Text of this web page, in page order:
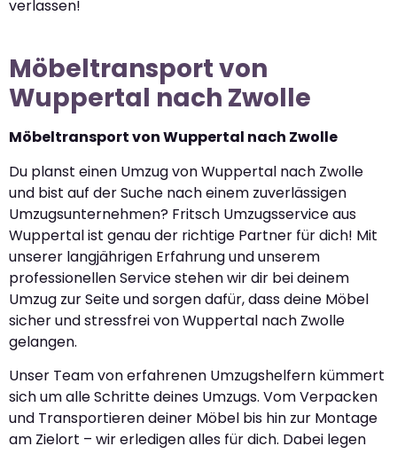
verlassen!
Möbeltransport von
Wuppertal nach Zwolle
Möbeltransport von Wuppertal nach Zwolle
Du planst einen Umzug von Wuppertal nach Zwolle
und bist auf der Suche nach einem zuverlässigen
Umzugsunternehmen? Fritsch Umzugsservice aus
Wuppertal ist genau der richtige Partner für dich! Mit
unserer langjährigen Erfahrung und unserem
professionellen Service stehen wir dir bei deinem
Umzug zur Seite und sorgen dafür, dass deine Möbel
sicher und stressfrei von Wuppertal nach Zwolle
gelangen.
Unser Team von erfahrenen Umzugshelfern kümmert
sich um alle Schritte deines Umzugs. Vom Verpacken
und Transportieren deiner Möbel bis hin zur Montage
am Zielort – wir erledigen alles für dich. Dabei legen